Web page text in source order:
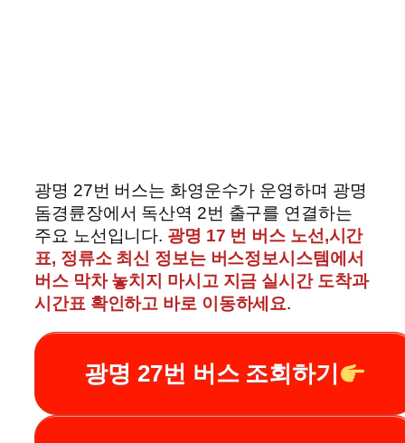
광명 27번 버스는 화영운수가 운영하며 광명
돔경륜장에서 독산역 2번 출구를 연결하는
주요 노선입니다. 광명 17 번 버스 노선,시간
표, 정류소 최신 정보는 버스정보시스템에서
버스 막차 놓치지 마시고 지금 실시간 도착과
시간표 확인하고 바로 이동하세요.
광명 27번 버스 조회하기